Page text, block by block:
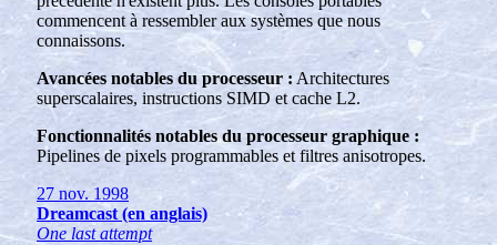
commencent à ressembler aux systèmes que nous
connaissons.
Avancées notables du processeur : Architectures
superscalaires, instructions SIMD et cache L2.
Fonctionnalités notables du processeur graphique :
Pipelines de pixels programmables et filtres anisotropes.
27 nov. 1998
Dreamcast (en anglais)
One last attempt